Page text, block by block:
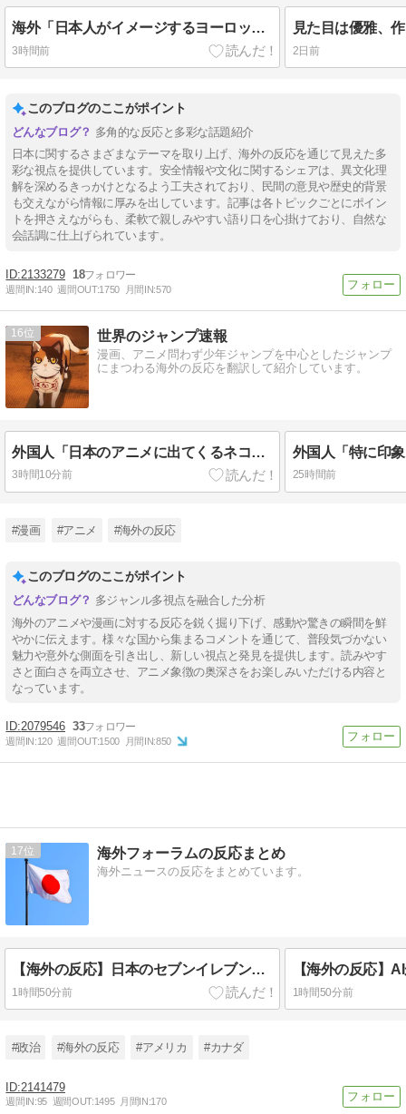
海外「日本人がイメージするヨーロッパ各国のステレオタイプがこちら」（海外の反応）
3時間前 2日前
このブログのここがポイント
多角的な反応と多彩な話題紹介
日本に関するさまざまなテーマを取り上げ、海外の反応を通じて見えた多
彩な視点を提供しています。安全情報や文化に関するシェアは、異文化理
解を深めるきっかけとなるよう工夫されており、民間の意見や歴史的背景
も交えながら情報に厚みを出しています。記事は各トピックごとにポイン
トを押さえながらも、柔軟で親しみやすい語り口を心掛けており、自然な
会話調に仕上げられています。
2133279 18
週間IN:140 週間OUT:1750 月間IN:570
16 世界のジャンプ速報
漫画、アニメ問わず少年ジャンプを中心としたジャンプ
にまつわる海外の反応を翻訳して紹介しています。
外国人「日本のアニメに出てくるネコｗｗｗ」（海外の反応）
3時間10分前 25時間前
#漫画 #アニメ #海外の反応
このブログのここがポイント
多ジャンル多視点を融合した分析
海外のアニメや漫画に対する反応を鋭く掘り下げ、感動や驚きの瞬間を鮮
やかに伝えます。様々な国から集まるコメントを通じて、普段気づかない
魅力や意外な側面を引き出し、新しい視点と発見を提供します。読みやす
さと面白さを両立させ、アニメ象徴の奥深さをお楽しみいただける内容と
なっています。
2079546 33
週間IN:120 週間OUT:1500 月間IN:850
17 海外フォーラムの反応まとめ
海外ニュースの反応をまとめています。
【海外の反応】日本のセブンイレブンは最高！米企業が真似できない理由に海外から称賛の声
1時間50分前 1時間50分前
#政治 #海外の反応 #アメリカ #カナダ
2141479
週間IN:95 週間OUT:1495 月間IN:170